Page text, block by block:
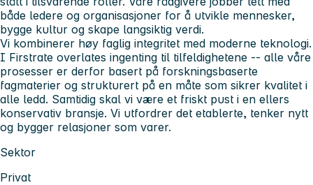
både ledere og organisasjoner for å utvikle mennesker,
bygge kultur og skape langsiktig verdi.
Vi kombinerer høy faglig integritet med moderne teknologi.
I Firstrate overlates ingenting til tilfeldighetene -- alle våre
prosesser er derfor basert på forskningsbaserte
fagmaterier og strukturert på en måte som sikrer kvalitet i
alle ledd. Samtidig skal vi være et friskt pust i en ellers
konservativ bransje. Vi utfordrer det etablerte, tenker nytt
og bygger relasjoner som varer.
Sektor
Privat